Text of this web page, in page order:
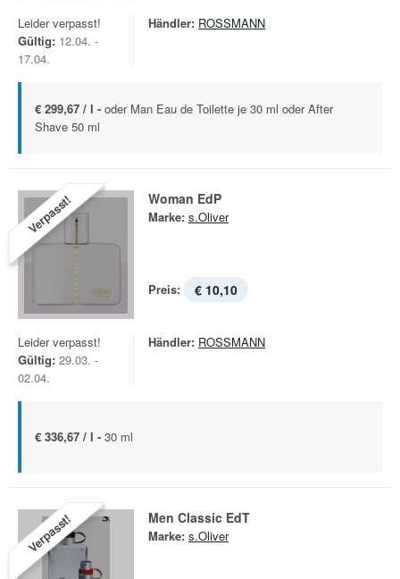
Leider verpasst!
Gültig: 12.04. -
17.04.
Händler: ROSSMANN
€ 299,67 / l - oder Man Eau de Toilette je 30 ml oder After
Shave 50 ml
Verpasst! Woman EdP
Marke: s.Oliver
Preis: € 10,10
Leider verpasst!
Gültig: 29.03. -
02.04.
Händler: ROSSMANN
€ 336,67 / l - 30 ml
Verpasst! Men Classic EdT
Marke: s.Oliver